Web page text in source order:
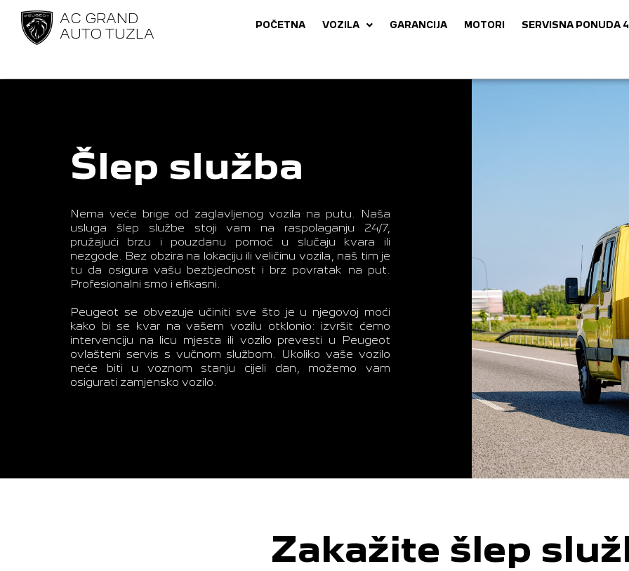
AC GRAND
AUTO TUZLA
POČETNA VOZILA GARANCIJA MOTORI SERVISNA PONUDA
Šlep služba
Nema veće brige od zaglavljenog vozila na putu. Naša
usluga šlep službe stoji vam na raspolaganju 24/7,
pružajući brzu i pouzdanu pomoć u slučaju kvara ili
nezgode. Bez obzira na lokaciju ili veličinu vozila, naš tim je
tu da osigura vašu bezbjednost i brz povratak na put.
Profesionalni smo i efikasni.
Peugeot se obvezuje učiniti sve što je u njegovoj moći
kako bi se kvar na vašem vozilu otklonio: izvršit ćemo
intervenciju na licu mjesta ili vozilo prevesti u Peugeot
ovlašteni servis s vučnom službom. Ukoliko vaše vozilo
neće biti u voznom stanju cijeli dan, možemo vam
osigurati zamjensko vozilo.
Zakažite šlep